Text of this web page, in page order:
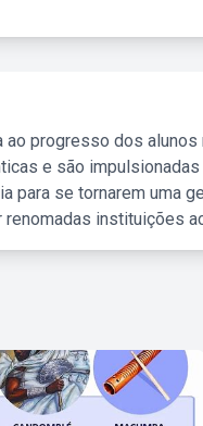
ao progresso dos
e são
para se tornarem uma
instituições